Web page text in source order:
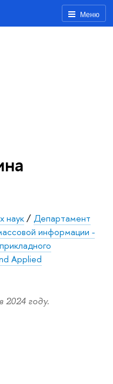
Меню
наук/Департамент
информации -
Applied
году.